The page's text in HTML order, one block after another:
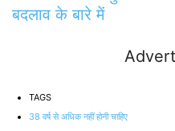
बदलाव के बारे में
TAGS
38 वर्ष से अधिक नहीं होनी चाहिए